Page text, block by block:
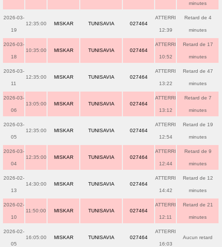
minutes
2026-03-
19
12:35:00 MISKAR TUNISAVIA 027464
ATTERRI
12:39
Retard de 4
minutes
2026-03-
18
10:35:00 MISKAR TUNISAVIA 027464
ATTERRI
10:52
Retard de 17
minutes
2026-03-
11
12:35:00 MISKAR TUNISAVIA 027464
ATTERRI
13:22
Retard de 47
minutes
2026-03-
06
13:05:00 MISKAR TUNISAVIA 027464
ATTERRI
13:12
Retard de 7
minutes
2026-03-
05
12:35:00 MISKAR TUNISAVIA 027464
ATTERRI
12:54
Retard de 19
minutes
2026-03-
04
12:35:00 MISKAR TUNISAVIA 027464
ATTERRI
12:44
Retard de 9
minutes
2026-02-
13
14:30:00 MISKAR TUNISAVIA 027464
ATTERRI
14:42
Retard de 12
minutes
2026-02-
10
11:50:00 MISKAR TUNISAVIA 027464
ATTERRI
12:11
Retard de 21
minutes
2026-02-
05
16:05:00 MISKAR TUNISAVIA 027464
ATTERRI
16:03
Aucun retard